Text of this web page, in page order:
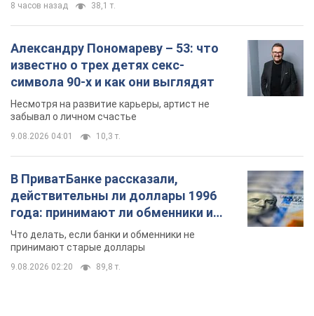
8 часов назад 38,1 т.
Александру Пономареву – 53: что
известно о трех детях секс-
символа 90-х и как они выглядят
Несмотря на развитие карьеры, артист не
забывал о личном счастье
9.08.2026 04:01 10,3 т.
В ПриватБанке рассказали,
действительны ли доллары 1996
года: принимают ли обменники и
банки такие купюры
Что делать, если банки и обменники не
принимают старые доллары
9.08.2026 02:20 89,8 т.